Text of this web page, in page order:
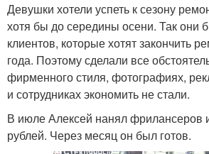
Девушки хотели успеть к сезону
хотя бы до середины осени. Так они
клиентов, которые хотят закончить
года. Поэтому сделали все
фирменного стиля, фотографиях,
и сотрудниках экономить не стали.
В июле Алексей нанял фрилансеров
рублей. Через месяц он был готов.